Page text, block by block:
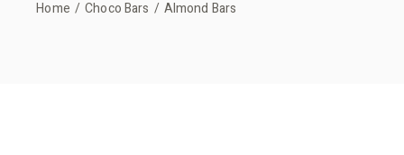
Home Choco Bars Almond Bars